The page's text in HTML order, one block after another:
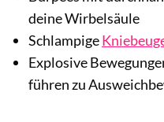
deine Wirbelsäule
Schlampige
Explosive
führen zu